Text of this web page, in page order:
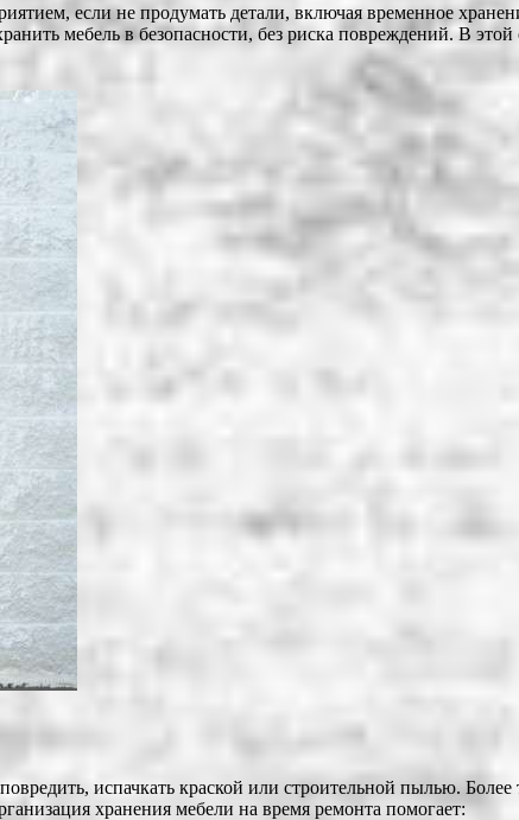
если не продумать детали, включая временное
мебель в безопасности, без риска повреждений. В
испачкать краской или строительной пылью.
хранения мебели на время ремонта помогает: